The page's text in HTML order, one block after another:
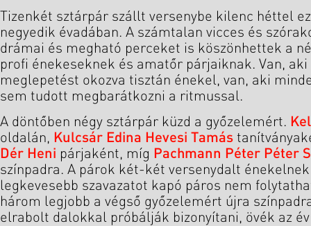
Tizenkét sztárpár szállt versenybe kilenc héttel
negyedik évadában. A számtalan vicces és
drámai és megható perceket is köszönhettek a
profi énekeseknek és amatőr párjaiknak. Van,
meglepetést okozva tisztán énekel, van, aki
sem tudott megbarátkozni a ritmussal.
A döntőben négy sztárpár küzd a győzelemért.
oldalán, Kulcsár Edina Hevesi Tamás
Dér Heni párjaként, míg Pachmann Péter Péter
színpadra. A párok két-két versenydalt
legkevesebb szavazatot kapó páros nem
három legjobb a végső győzelemért újra
elrabolt dalokkal próbálják bizonyítani, övék az